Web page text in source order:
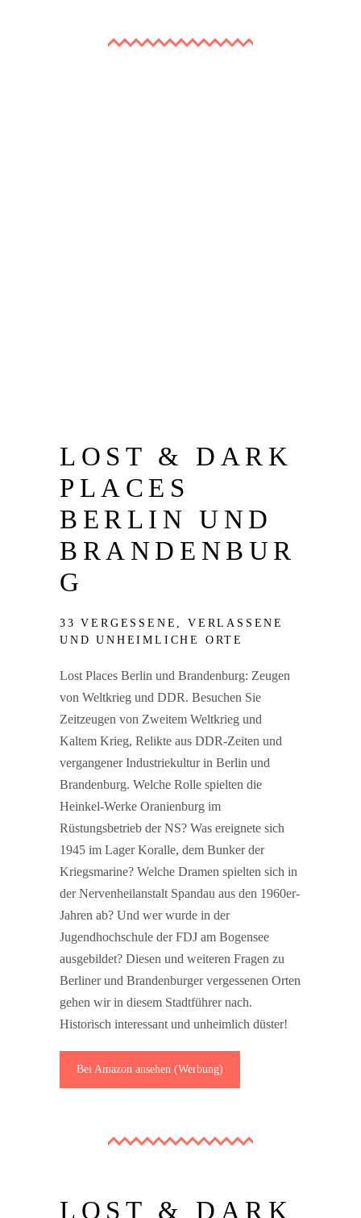
LOST & DARK
PLACES
BERLIN UND
BRANDENBUR
G
33 VERGESSENE, VERLASSENE
UND UNHEIMLICHE ORTE
Lost Places Berlin und Brandenburg: Zeugen
von Weltkrieg und DDR. Besuchen Sie
Zeitzeugen von Zweitem Weltkrieg und
Kaltem Krieg, Relikte aus DDR-Zeiten und
vergangener Industriekultur in Berlin und
Brandenburg. Welche Rolle spielten die
Heinkel-Werke Oranienburg im
Rüstungsbetrieb der NS? Was ereignete sich
1945 im Lager Koralle, dem Bunker der
Kriegsmarine? Welche Dramen spielten sich in
der Nervenheilanstalt Spandau aus den 1960er-
Jahren ab? Und wer wurde in der
Jugendhochschule der FDJ am Bogensee
ausgebildet? Diesen und weiteren Fragen zu
Berliner und Brandenburger vergessenen Orten
gehen wir in diesem Stadtführer nach.
Historisch interessant und unheimlich düster!
Bei Amazon ansehen
LOST & DARK